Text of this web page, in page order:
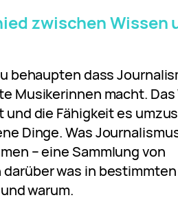
zwischen Wissen
behaupten dass
Musikerinnen macht. Das
und die Fähigkeit es
Dinge. Was
– eine Sammlung von
was in
warum.